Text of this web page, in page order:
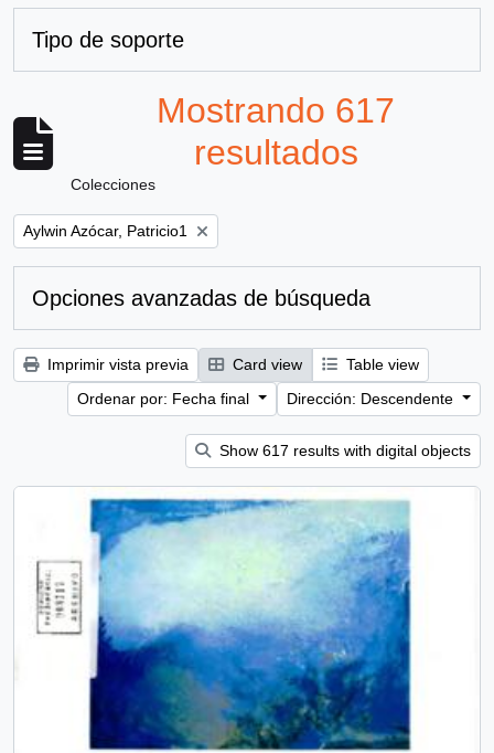
Tipo de soporte
Mostrando 617
resultados
Colecciones
Remove filter:
Aylwin Azócar, Patricio1
Opciones avanzadas de búsqueda
Imprimir vista previa Card view
Table view
Ordenar por: Fecha final
Dirección: Descendente
Show 617 results with digital objects